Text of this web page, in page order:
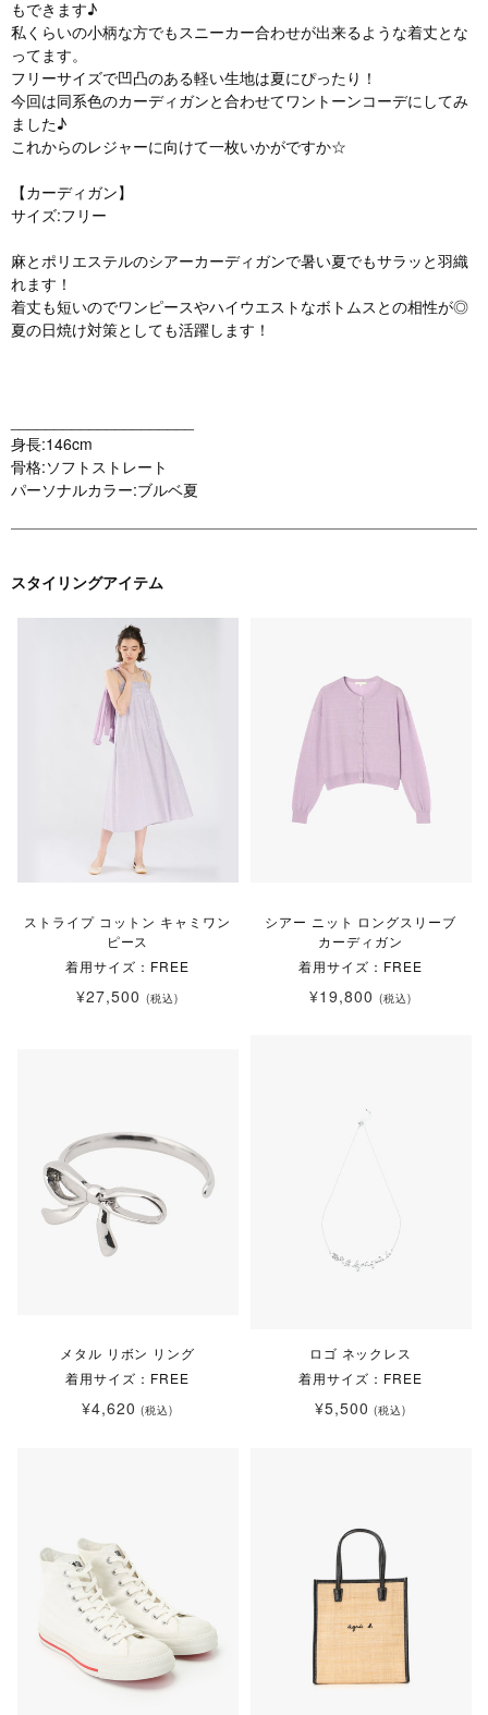
もできます♪
私くらいの小柄な方でもスニーカー合わせが出来るような着丈とな
ってます。
フリーサイズで凹凸のある軽い生地は夏にぴったり！
今回は同系色のカーディガンと合わせてワントーンコーデにしてみ
ました♪
これからのレジャーに向けて一枚いかがですか☆
【カーディガン】
サイズ:フリー
麻とポリエステルのシアーカーディガンで暑い夏でもサラッと羽織
れます！
着丈も短いのでワンピースやハイウエストなボトムスとの相性が◎
夏の日焼け対策としても活躍します！
身長:146cm
骨格:ソフトストレート
パーソナルカラー:ブルベ夏
スタイリングアイテム
ストライプ コットン キャミワン
ピース
着用サイズ：FREE
¥27,500 (税込)
シアー ニット ロングスリーブ
カーディガン
着用サイズ：FREE
¥19,800 (税込)
メタル リボン リング
着用サイズ：FREE
¥4,620(税込)
ロゴ ネックレス
着用サイズ：FREE
¥5,500(税込)